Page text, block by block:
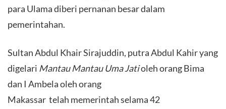
para Ulama diberi pernanan besar dalam
pemerintahan.
Sultan Abdul Khair Sirajuddin, putra Abdul Kahir yang
digelari Mantau Mantau Uma Jatioleh orang Bima
dan I Ambela oleh orang
Makassar telah memerintah selama 42